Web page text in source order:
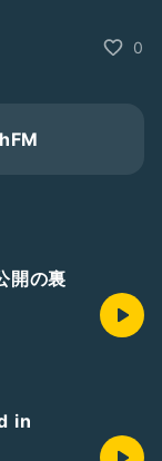
る！？
0
開の裏
in